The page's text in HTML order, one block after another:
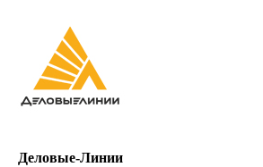
Деловые-Линии